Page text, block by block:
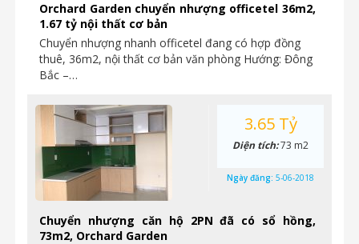
Orchard Garden chuyển nhượng officetel 36m2,
1.67 tỷ nội thất cơ bản
Chuyển nhượng nhanh officetel đang có hợp đồng
thuê, 36m2, nội thất cơ bản văn phòng Hướng: Đông
Bắc –…
Chuyển nhượng căn hộ 2PN đã có sổ hồng,
73m2, Orchard Garden
3.65 Tỷ
Diện tích:73 m2
Ngày đăng: 5-06-2018